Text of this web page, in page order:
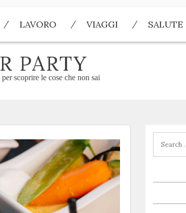
LAVORO VIAGGI SALUTE
PARTY
scoprire le cose che non sai